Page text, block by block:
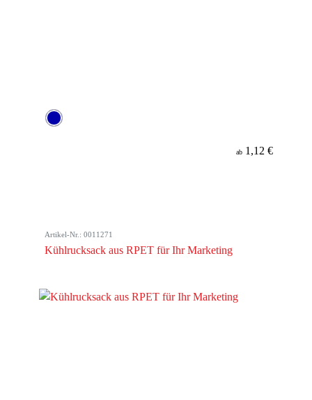
ab 1,12 €
Artikel-Nr.: 0011271
Kühlrucksack aus RPET für Ihr Marketing